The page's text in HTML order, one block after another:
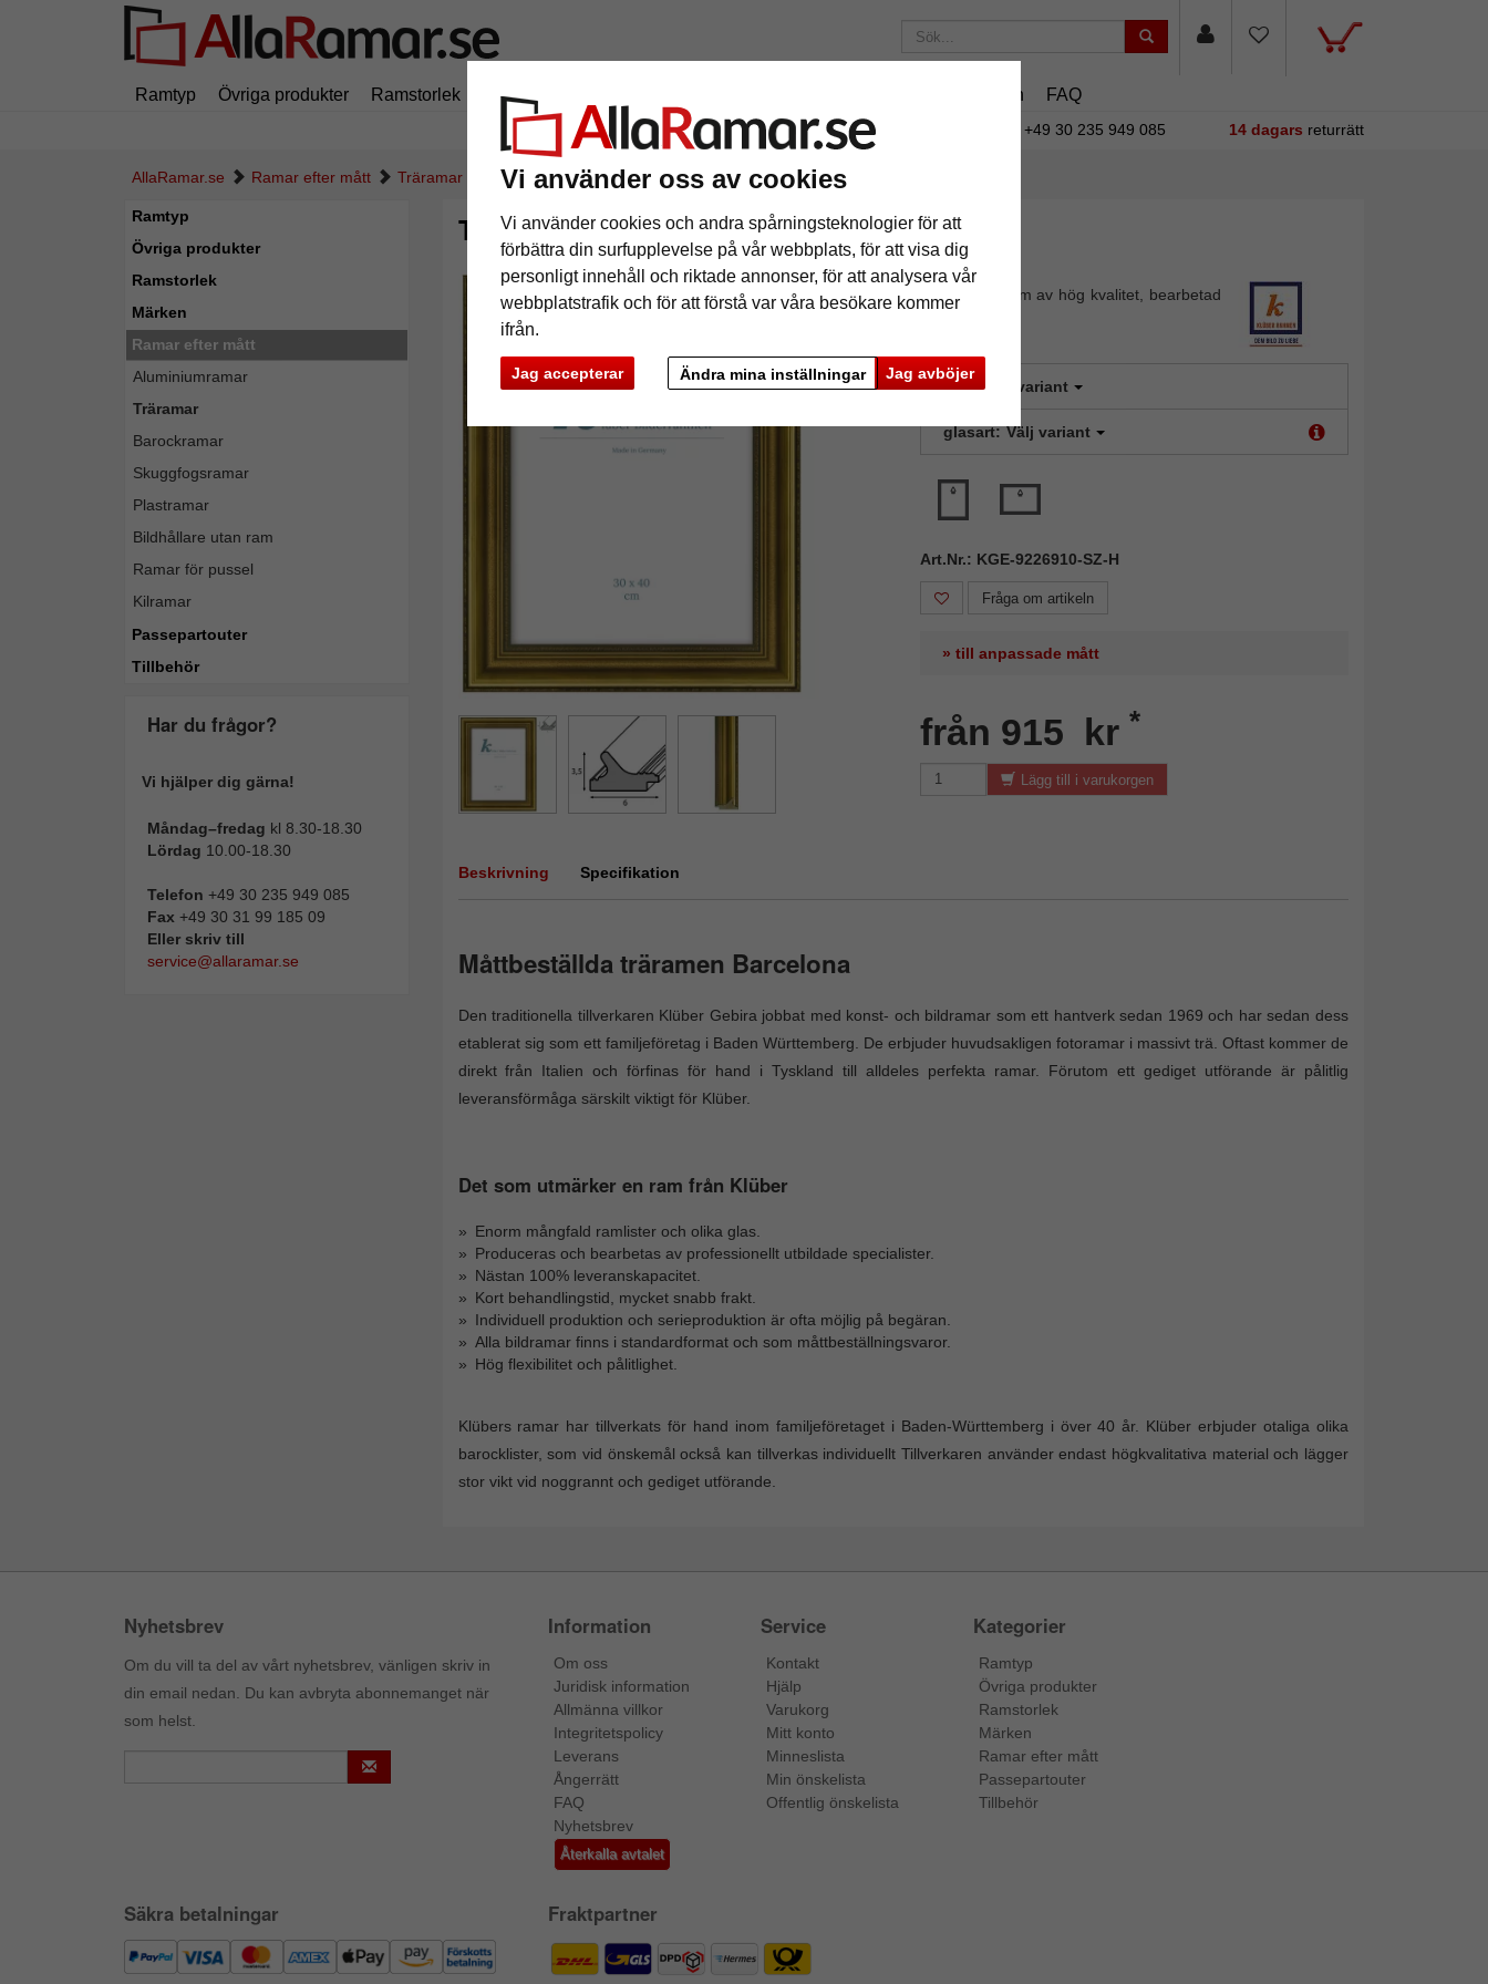
Vi använder oss av cookies
Vi använder cookies och andra spårningsteknologier för att
förbättra din surfupplevelse på vår webbplats, för att visa dig
personligt innehåll och riktade annonser, för att analysera vår
webbplatstrafik och för att förstå var våra besökare kommer
ifrån.
Jag accepterar Jag avböjer
Ändra mina inställningar
Ramtyp Övriga produkter Ramstorlek Märken Magasin FAQ
i leveranskostnad. Oavsett hur mycket du beställer. +49 30 235 949 085 14 dagars returrätt
AllaRamar.se Ramar efter mått Träramar Träram Barcelona efter mått
Ramtyp
Övriga produkter
Ramstorlek
Märken
Ramar efter mått
Aluminiumramar
Träramar
Barockramar
Skuggfogsramar
Plastramar
Bildhållare utan ram
Ramar för pussel
Kilramar
Passepartouter
Tillbehör
Har du frågor?
Vi hjälper dig gärna!
Måndag–fredag kl 8.30-18.30
Lördag 10.00-18.30
Telefon +49 30 235 949 085
Fax +49 30 31 99 185 09
Eller skriv till
service@allaramar.se
Träram Barcelona efter mått
En klassisk ram av hög kvalitet, bearbetad
färg: Välj variant
glasart: Välj variant
Art.Nr.: KGE-9226910-SZ-H
Fråga om artikeln
» till anpassade mått
från 915 kr *
Lägg till i varukorgen
Beskrivning Specifikation
Måttbeställda träramen Barcelona
Den traditionella tillverkaren Klüber Gebira jobbat med konst- och bildramar som ett hantverk sedan 1969 och har sedan dess
etablerat sig som ett familjeföretag i Baden Württemberg. De erbjuder huvudsakligen fotoramar i massivt trä. Oftast kommer de
direkt från Italien och förfinas för hand i Tyskland till alldeles perfekta ramar. Förutom ett gediget utförande är pålitlig
leveransförmåga särskilt viktigt för Klüber.
Det som utmärker en ram från Klüber
Enorm mångfald ramlister och olika glas.
Produceras och bearbetas av professionellt utbildade specialister.
Nästan 100% leveranskapacitet.
Kort behandlingstid, mycket snabb frakt.
Individuell produktion och serieproduktion är ofta möjlig på begäran.
Alla bildramar finns i standardformat och som måttbeställningsvaror.
Hög flexibilitet och pålitlighet.
Klübers ramar har tillverkats för hand inom familjeföretaget i Baden-Württemberg i över 40 år. Klüber erbjuder otaliga olika
barocklister, som vid önskemål också kan tillverkas individuellt Tillverkaren använder endast högkvalitativa material och lägger
stor vikt vid noggrannt och gediget utförande.
Nyhetsbrev
Om du vill ta del av vårt nyhetsbrev, vänligen skriv in
din email nedan. Du kan avbryta abonnemanget när
som helst.
Information
Om oss
Juridisk information
Allmänna villkor
Integritetspolicy
Leverans
Ångerrätt
FAQ
Nyhetsbrev
Återkalla avtalet
Service
Kontakt
Hjälp
Varukorg
Mitt konto
Minneslista
Min önskelista
Offentlig önskelista
Kategorier
Ramtyp
Övriga produkter
Ramstorlek
Märken
Ramar efter mått
Passepartouter
Tillbehör
Säkra betalningar Fraktpartner